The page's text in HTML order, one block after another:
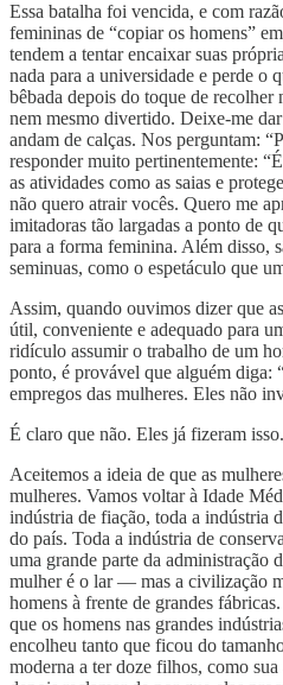
Essa batalha foi vencida, e com
femininas de “copiar os homens”
tendem a tentar encaixar suas
nada para a universidade e perde o
bêbada depois do toque de
nem mesmo divertido. Deixe-me
andam de calças. Nos perguntam:
responder muito pertinentemente:
as atividades como as saias e
não quero atrair vocês. Quero me
imitadoras tão largadas a ponto de
para a forma feminina. Além disso,
seminuas, como o espetáculo que
Assim, quando ouvimos dizer que
útil, conveniente e adequado para
ridículo assumir o trabalho de um
ponto, é provável que alguém diga:
empregos das mulheres. Eles não
É claro que não. Eles já fizeram isso.
Aceitemos a ideia de que as
mulheres. Vamos voltar à Idade
indústria de fiação, toda a indústria
do país. Toda a indústria de
uma grande parte da administração
mulher é o lar — mas a civilização
homens à frente de grandes
que os homens nas grandes
encolheu tanto que ficou do
moderna a ter doze filhos, como